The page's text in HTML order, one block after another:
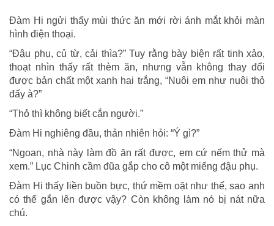
hạn
rào
Đàm Hi ngửi thấy mùi thức ăn mới rời ánh mắt khỏi màn
hình điện thoại.
“Đậu phụ, củ từ, cải thìa?” Tuy rằng bày biện rất tinh xảo,
thoạt nhìn thấy rất thèm ăn, nhưng vẫn không thay đổi
được bản chất một xanh hai trắng, “Nuôi em như nuôi thỏ
đấy à?”
“Thỏ thì không biết cắn người.”
Đàm Hi nghiêng đầu, thản nhiên hỏi: “Ý gì?”
“Ngoan, nhà này làm đồ ăn rất được, em cứ nếm thử mà
xem.” Lục Chinh cầm đũa gắp cho cô một miếng đậu phụ.
Đàm Hi thấy liền buồn bực, thứ mềm oặt như thế, sao anh
có thể gắn lên được vậy? Còn không làm nó bị nát nữa
chú.